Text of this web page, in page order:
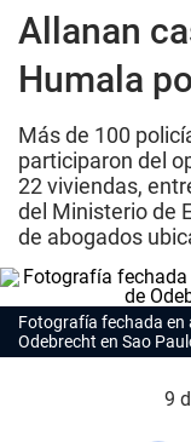
Allanan
Humala
Más de 100
participaron del
22 viviendas,
del Ministerio de
de abogados
Fotografía fechada en
Odebrecht en Sao
9